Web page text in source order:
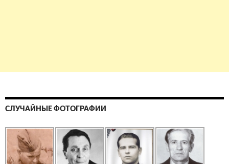
СЛУЧАЙНЫЕ ФОТОГРАФИИ